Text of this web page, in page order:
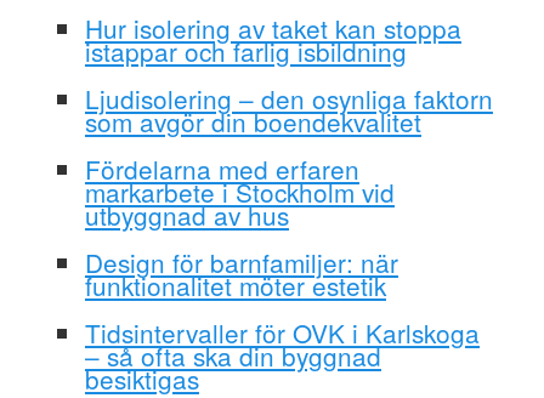
Hur isolering av taket kan stoppa
istappar och farlig isbildning
Ljudisolering – den osynliga faktorn
som avgör din boendekvalitet
Fördelarna med erfaren
markarbete i Stockholm vid
utbyggnad av hus
Design för barnfamiljer: när
funktionalitet möter estetik
Tidsintervaller för OVK i Karlskoga
– så ofta ska din byggnad
besiktigas